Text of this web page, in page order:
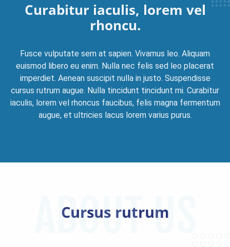
Curabitur iaculis, lorem vel
rhoncu.
Fusce vulputate sem at sapien. Vivamus leo. Aliquam
euismod libero eu enim. Nulla nec felis sed leo placerat
imperdiet. Aenean suscipit nulla in justo. Suspendisse
cursus rutrum augue. Nulla tincidunt tincidunt mi. Curabitur
iaculis, lorem vel rhoncus faucibus, felis magna fermentum
augue, et ultricies lacus lorem varius purus.
Cursus rutrum